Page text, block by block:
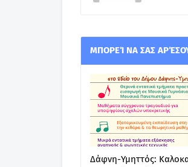
ΜΠΟΡΕΊ ΝΑ ΣΑΣ
Δάφνη-Υμηττός: